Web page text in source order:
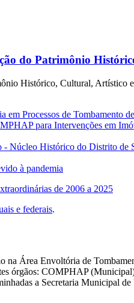
do Patrimônio
Histórico, Cultural, Artístico
em Processos de Tombamento
para Intervenções em
Núcleo Histórico do Distrito de
à pandemia
de 2006 a 2025
e federais.
na Área Envoltória de
órgãos: COMPHAP
a Secretaria Municipal